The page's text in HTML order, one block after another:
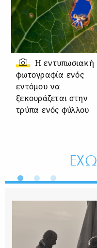
Η εντυπωσιακή
φωτογραφία ενός
εντόμου να
ξεκουράζεται στην
τρύπα ενός φύλλου
ΕΧΩ